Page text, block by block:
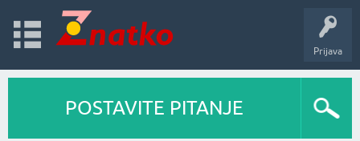
Prijava
POSTAVITE PITANJE